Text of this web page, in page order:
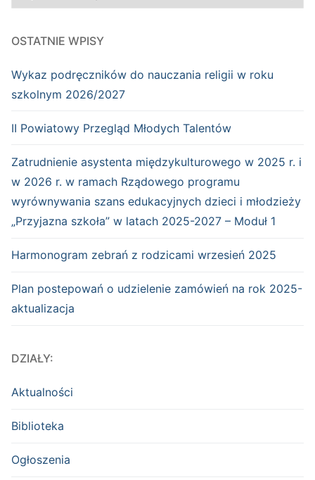
OSTATNIE WPISY
Wykaz podręczników do nauczania religii w roku
szkolnym 2026/2027
II Powiatowy Przegląd Młodych Talentów
Zatrudnienie asystenta międzykulturowego w 2025 r. i
w 2026 r. w ramach Rządowego programu
wyrównywania szans edukacyjnych dzieci i młodzieży
„Przyjazna szkoła” w latach 2025-2027 – Moduł 1
Harmonogram zebrań z rodzicami wrzesień 2025
Plan postepowań o udzielenie zamówień na rok 2025-
aktualizacja
DZIAŁY:
Aktualności
Biblioteka
Ogłoszenia